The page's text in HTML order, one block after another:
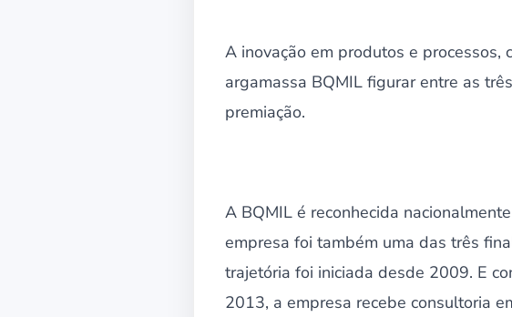
A inovação em produtos e processos,
argamassa BQMIL figurar entre as
premiação.
A BQMIL é reconhecida
empresa foi também uma das três
trajetória foi iniciada desde 2009. E
2013, a empresa recebe consultoria